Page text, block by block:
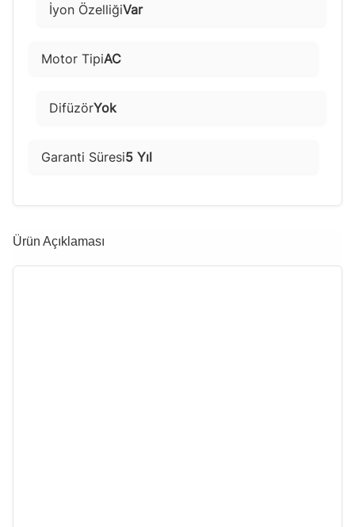
İyon ÖzelliğiVar
Motor TipiAC
DifüzörYok
Garanti Süresi5 Yıl
Ürün Açıklaması